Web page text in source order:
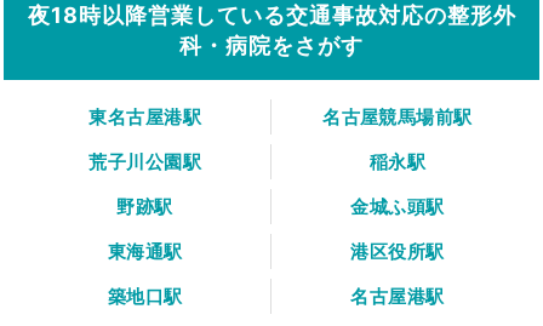
夜18時以降営業している交通事故対応の整形外
科・病院をさがす
東名古屋港駅
名古屋競馬場前駅
荒子川公園駅
稲永駅
野跡駅
金城ふ頭駅
東海通駅
港区役所駅
築地口駅
名古屋港駅